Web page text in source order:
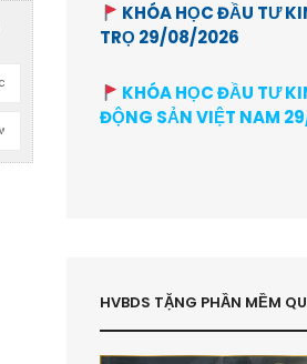
KHÓA HỌC ĐẦU TƯ
TRỌ 29/08/2026
KHÓA HỌC ĐẦU TƯ
ĐỘNG SẢN VIỆT NAM
HVBDS TẶNG PHẦN MỀM